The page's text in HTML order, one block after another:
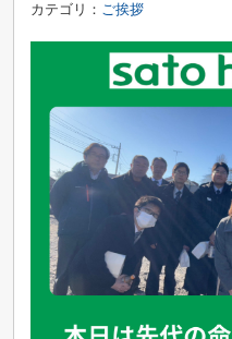
カテゴリ： ご挨拶